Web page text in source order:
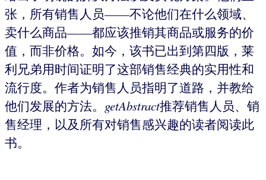
张，所有销售人员——不论他们在什么领域、
卖什么商品——都应该推销其商品或服务的价
值，而非价格。如今，该书已出到第四版，莱
利兄弟用时间证明了这部销售经典的实用性和
流行度。作者为销售人员指明了道路，并教给
他们发展的方法。 getAbstract推荐销售人员、销
售经理，以及所有对销售感兴趣的读者阅读此
书。